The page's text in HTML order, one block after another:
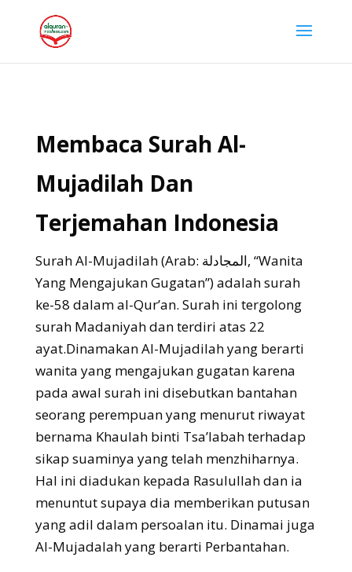
Membaca Surah Al-
Mujadilah Dan
Terjemahan Indonesia
Surah Al-Mujadilah (Arab: المجادلة, “Wanita
Yang Mengajukan Gugatan”) adalah surah
ke-58 dalam al-Qur’an. Surah ini tergolong
surah Madaniyah dan terdiri atas 22
ayat.Dinamakan Al-Mujadilah yang berarti
wanita yang mengajukan gugatan karena
pada awal surah ini disebutkan bantahan
seorang perempuan yang menurut riwayat
bernama Khaulah binti Tsa’labah terhadap
sikap suaminya yang telah menzhiharnya.
Hal ini diadukan kepada Rasulullah dan ia
menuntut supaya dia memberikan putusan
yang adil dalam persoalan itu. Dinamai juga
Al-Mujadalah yang berarti Perbantahan.